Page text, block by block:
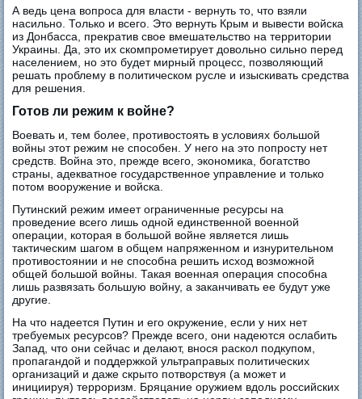
А ведь цена вопроса для власти - вернуть то, что взяли
насильно. Только и всего. Это вернуть Крым и вывести войска
из Донбасса, прекратив свое вмешательство на территории
Украины. Да, это их скомпрометирует довольно сильно перед
населением, но это будет мирный процесс, позволяющий
решать проблему в политическом русле и изыскивать средства
для решения.
Готов ли режим к войне?
Воевать и, тем более, противостоять в условиях большой
войны этот режим не способен. У него на это попросту нет
средств. Война это, прежде всего, экономика, богатство
страны, адекватное государственное управление и только
потом вооружение и войска.
Путинский режим имеет ограниченные ресурсы на
проведение всего лишь одной единственной военной
операции, которая в большой войне является лишь
тактическим шагом в общем напряженном и изнурительном
противостоянии и не способна решить исход возможной
общей большой войны. Такая военная операция способна
лишь развязать большую войну, а заканчивать ее будут уже
другие.
На что надеется Путин и его окружение, если у них нет
требуемых ресурсов? Прежде всего, они надеются ослабить
Запад, что они сейчас и делают, внося раскол подкупом,
пропагандой и поддержкой ультраправых политических
организаций и даже скрыто потворствуя (а может и
инициируя) терроризм. Бряцание оружием вдоль российских